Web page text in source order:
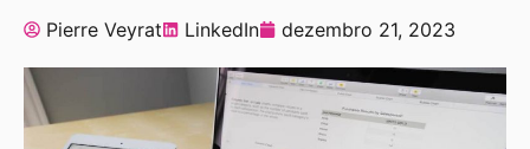
Pierre Veyrat LinkedIn dezembro 21, 2023